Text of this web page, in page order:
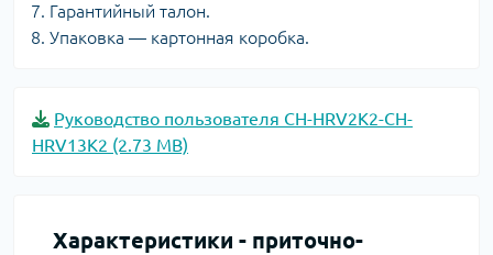
Гарантийный талон.
Упаковка — картонная коробка.
Руководство пользователя CH-HRV2K2-CH-
HRV13K2 (2.73 MB)
Характеристики - приточно-